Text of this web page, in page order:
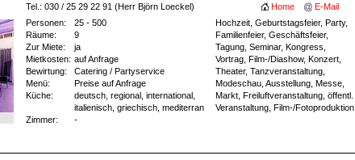
Tel.: 030 / 25 29 22 91 (Herr Björn Loeckel)
Home E-Mail
Personen:
25 - 500
Räume:
9
Zur Miete:
ja
Mietkosten: auf Anfrage
Bewirtung:
Catering / Partyservice
Menü:
Preise auf Anfrage
Küche:
deutsch, regional, international,
italienisch, griechisch, mediterran
Zimmer:
-
Hochzeit, Geburtstagsfeier, Party,
Familienfeier, Geschäftsfeier,
Tagung, Seminar, Kongress,
Vortrag, Film-/Diashow, Konzert,
Theater, Tanzveranstaltung,
Modeschau, Ausstellung, Messe,
Markt, Freiluftveranstaltung, öffentl.
Veranstaltung, Film-/Fotoproduktion